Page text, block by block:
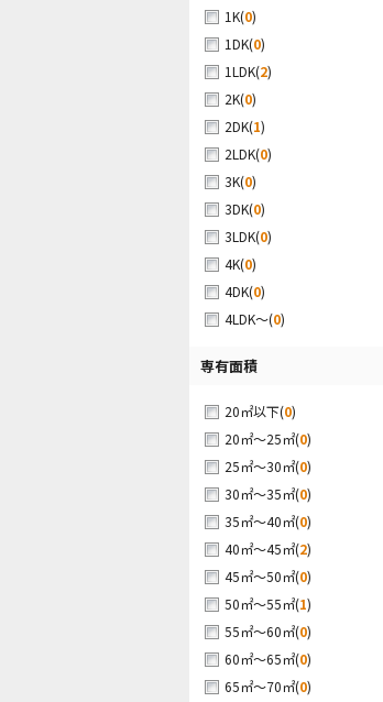
1K(0)
1DK(0)
1LDK(2)
2K(0)
2DK(1)
2LDK(0)
3K(0)
3DK(0)
3LDK(0)
4K(0)
4DK(0)
4LDK～(0)
専有面積
20㎡以下(0)
20㎡～25㎡(0)
25㎡～30㎡(0)
30㎡～35㎡(0)
35㎡～40㎡(0)
40㎡～45㎡(2)
45㎡～50㎡(0)
50㎡～55㎡(1)
55㎡～60㎡(0)
60㎡～65㎡(0)
65㎡～70㎡(0)